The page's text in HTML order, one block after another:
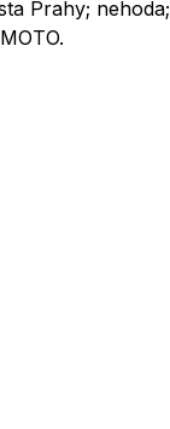
Prahy; nehoda;